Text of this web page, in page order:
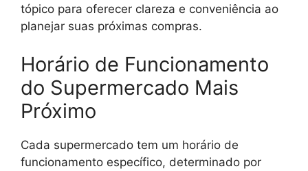
tópico para oferecer clareza e conveniência ao
planejar suas próximas compras.
Horário de Funcionamento
do Supermercado Mais
Próximo
Cada supermercado tem um horário de
funcionamento específico, determinado por